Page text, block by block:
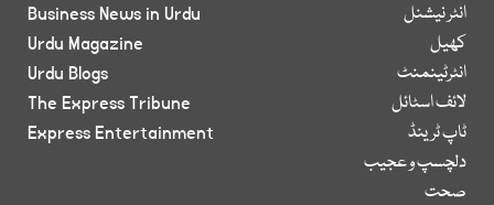
انٹر نیشنل
کھیل
انٹرٹینمنٹ
لائف اسٹائل
ٹاپ ٹرینڈ
دلچسپ و عجیب
صحت
Business News in Urdu
Urdu Magazine
Urdu Blogs
The Express Tribune
Express Entertainment